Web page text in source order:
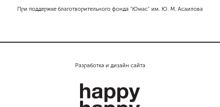
При поддержке благотворительного фонда "Юмас" им. Ю. М. Асаилова
Разработка и дизайн сайта